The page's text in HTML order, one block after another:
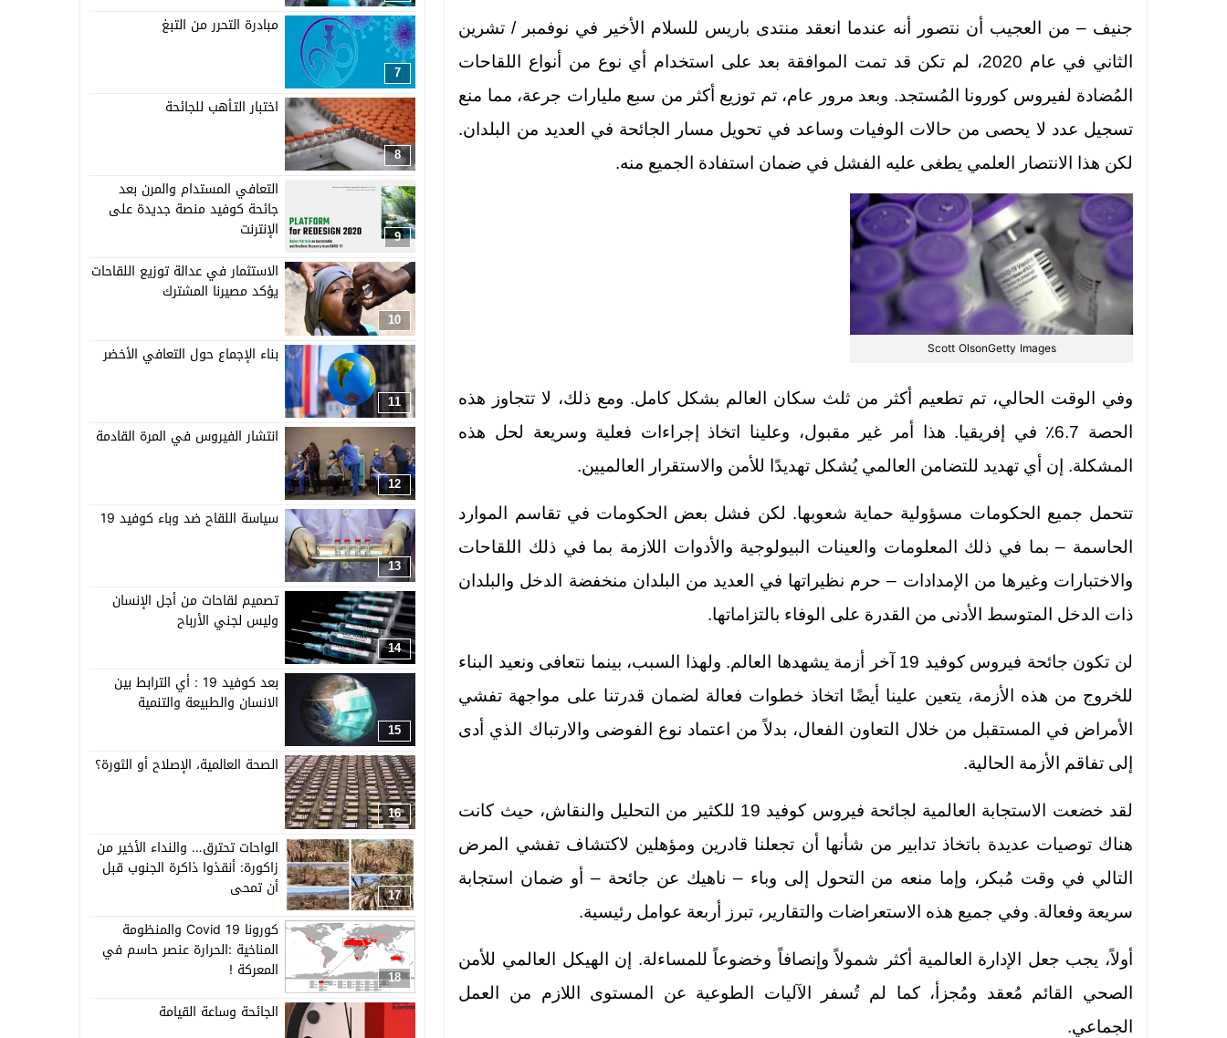
جنيف – من العجيب أن نتصور أنه عندما انعقد منتدى باريس للسلام الأخير في نوفمبر / تشرين
الثاني في عام 2020، لم تكن قد تمت الموافقة بعد على استخدام أي نوع من أنواع اللقاحات
المُضادة لفيروس كورونا المُستجد. وبعد مرور عام، تم توزيع أكثر من سبع مليارات جرعة، مما منع
تسجيل عدد لا يحصى من حالات الوفيات وساعد في تحويل مسار الجائحة في العديد من البلدان.
لكن هذا الانتصار العلمي يطغى عليه الفشل في ضمان استفادة الجميع منه.
Scott OlsonGetty Images
وفي الوقت الحالي، تم تطعيم أكثر من ثلث سكان العالم بشكل كامل. ومع ذلك، لا تتجاوز هذه
الحصة 6.7٪ في إفريقيا. هذا أمر غير مقبول، وعلينا اتخاذ إجراءات فعلية وسريعة لحل هذه
المشكلة. إن أي تهديد للتضامن العالمي يُشكل تهديدًا للأمن والاستقرار العالميين.
تتحمل جميع الحكومات مسؤولية حماية شعوبها. لكن فشل بعض الحكومات في تقاسم الموارد
الحاسمة – بما في ذلك المعلومات والعينات البيولوجية والأدوات اللازمة بما في ذلك اللقاحات
والاختبارات وغيرها من الإمدادات – حرم نظيراتها في العديد من البلدان منخفضة الدخل والبلدان
ذات الدخل المتوسط الأدنى من القدرة على الوفاء بالتزاماتها.
لن تكون جائحة فيروس كوفيد 19 آخر أزمة يشهدها العالم. ولهذا السبب، بينما نتعافى ونعيد البناء
للخروج من هذه الأزمة، يتعين علينا أيضًا اتخاذ خطوات فعالة لضمان قدرتنا على مواجهة تفشي
الأمراض في المستقبل من خلال التعاون الفعال، بدلاً من اعتماد نوع الفوضى والارتباك الذي أدى
إلى تفاقم الأزمة الحالية.
لقد خضعت الاستجابة العالمية لجائحة فيروس كوفيد 19 للكثير من التحليل والنقاش، حيث كانت
هناك توصيات عديدة باتخاذ تدابير من شأنها أن تجعلنا قادرين ومؤهلين لاكتشاف تفشي المرض
التالي في وقت مُبكر، وإما منعه من التحول إلى وباء – ناهيك عن جائحة – أو ضمان استجابة
سريعة وفعالة. وفي جميع هذه الاستعراضات والتقارير، تبرز أربعة عوامل رئيسية.
أولاً، يجب جعل الإدارة العالمية أكثر شمولاً وإنصافاً وخضوعاً للمساءلة. إن الهيكل العالمي للأمن
الصحي القائم مُعقد ومُجزأ، كما لم تُسفر الآليات الطوعية عن المستوى اللازم من العمل
الجماعي.
7
مبادرة التحرر من التبغ
8
اختبار التـأهب للجائحة
9
التعافي المستدام والمرن بعد
جائحة كوفيد منصة جديدة على
الإنترنت
10
الاستثمار في عدالة توزيع اللقاحات
يؤكد مصيرنا المشترك
11
بناء الإجماع حول التعافي الأخضر
12
انتشار الفيروس في المرة القادمة
13
سياسة اللقاح ضد وباء كوفيد 19
14
تصميم لقاحات من أجل الإنسان
وليس لجني الأرباح
15
بعد كوفيد 19 : أي الترابط بين
الانسان والطبيعة والتنمية
16
الصحة العالمية، الإصلاح أو الثورة؟
17
الواحات تحترق… والنداء الأخير من
زاكورة: أنقذوا ذاكرة الجنوب قبل
أن تمحى
18
كورونا Covid 19 والمنظومة
المناخية :الحرارة عنصر حاسم في
المعركة !
الجائحة وساعة القيامة